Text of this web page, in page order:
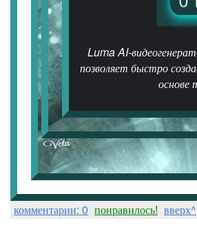
Luma AI-
позволяет быстро
основе
комментарии: 0 понравилось! вверх^